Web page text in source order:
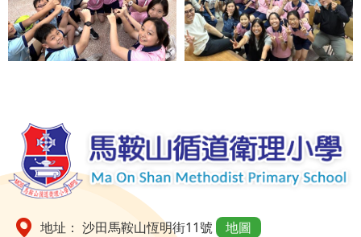
地址： 沙田馬鞍山恆明街11號
地圖